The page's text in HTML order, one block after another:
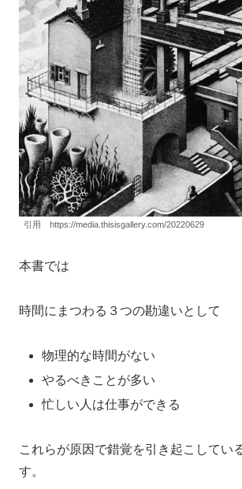
引用 https://media.thisisgallery.com/20220629
本書では
時間にまつわる３つの勘違いとして
物理的な時間がない
やるべきことが多い
忙しい人は仕事ができる
これらが原因で錯覚を引き起こしてい
す。